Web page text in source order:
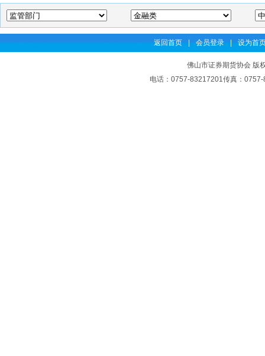
返回首页 | 会员登录 | 设为首
佛山市证券期货协会 版
电话：0757-83217201传真：